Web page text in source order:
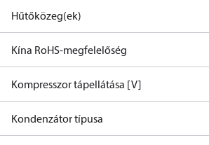
Hűtőközeg(ek)
Kína RoHS-megfelelőség
Kompresszor tápellátása [V]
Kondenzátor típusa